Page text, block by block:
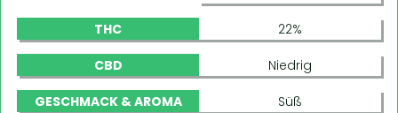
THC 22%
CBD Niedrig
GESCHMACK & AROMA
Süß